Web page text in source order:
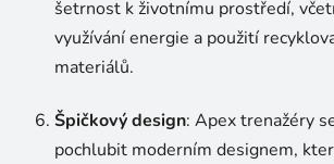
šetrnost k životnímu prostředí,
využívání energie a použití
materiálů.
Špičkový design: Apex trenažéry
pochlubit moderním designem,